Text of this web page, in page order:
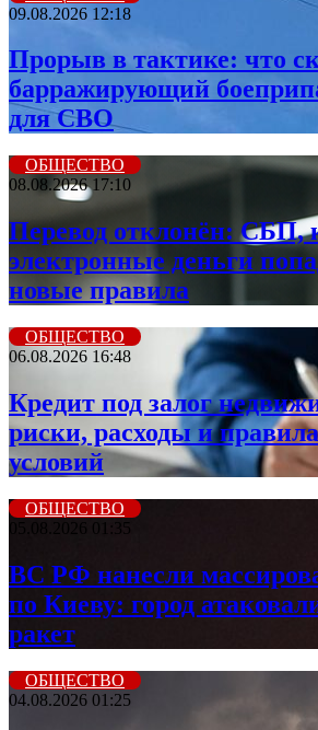
09.08.2026 12:18
Прорыв в тактике: что
барражирующий
для СВО
ОБЩЕСТВО
08.08.2026 17:10
Перевод отклонён: СБП,
электронные деньги
новые правила
ОБЩЕСТВО
06.08.2026 16:48
Кредит под залог
риски, расходы и
условий
ОБЩЕСТВО
05.08.2026 01:35
ВС РФ нанесли
по Киеву: город
ракет
ОБЩЕСТВО
04.08.2026 01:25